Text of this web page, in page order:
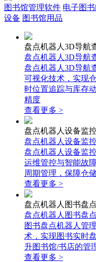
图书馆管理软件 电子图
设备 图书馆用品
盘点机器人3D导航
盘点机器人3D导航
盘点机器人3D导
可视化技术，实现
时位置追踪与库存
精度
查看更多 >
盘点机器人设备监
盘点机器人设备监
盘点机器人设备监
运维管控与智能故
周期管理，保障仓
查看更多 >
盘点机器人图书盘
盘点机器人图书盘
图书盘点机器人管
术，实现图书实时
升图书馆/书店的管
查看更多 >